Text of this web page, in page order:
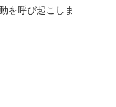
を呼び起こしま